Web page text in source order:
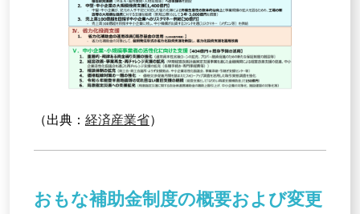
（出典： 経済産業省）
おもな補助金制度の概要および変更